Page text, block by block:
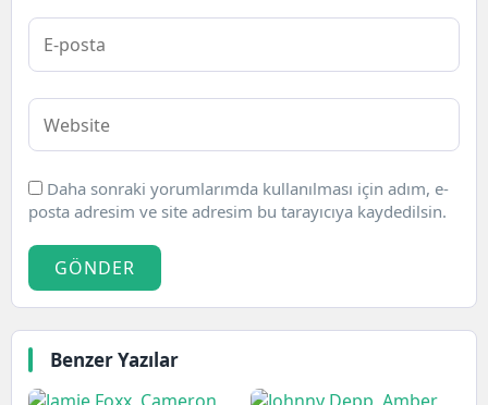
Daha sonraki yorumlarımda kullanılması için adım, e-
posta adresim ve site adresim bu tarayıcıya kaydedilsin.
GÖNDER
Benzer Yazılar